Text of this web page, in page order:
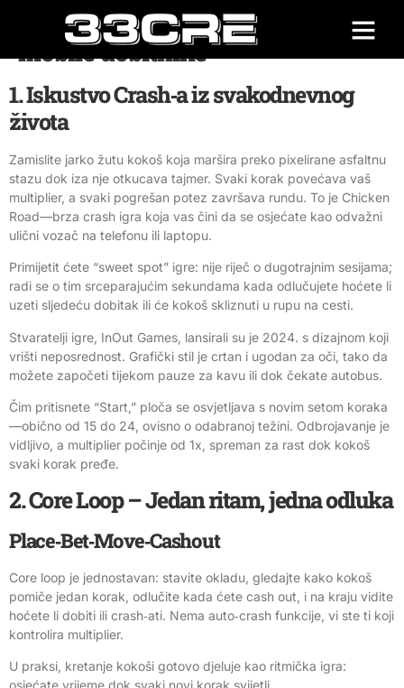
Brzi‑play multiplikatori za
mobile dobitnike
1. Iskustvo Crash‑a iz svakodnevnog
života
Zamislite jarko žutu kokoš koja maršira preko pixelirane asfaltnu
stazu dok iza nje otkucava tajmer. Svaki korak povećava vaš
multiplier, a svaki pogrešan potez završava rundu. To je Chicken
Road—brza crash igra koja vas čini da se osjećate kao odvažni
ulični vozač na telefonu ili laptopu.
Primijetit ćete “sweet spot” igre: nije riječ o dugotrajnim sesijama;
radi se o tim srceparajućim sekundama kada odlučujete hoćete li
uzeti sljedeću dobitak ili će kokoš skliznuti u rupu na cesti.
Stvaratelji igre, InOut Games, lansirali su je 2024. s dizajnom koji
vrišti neposrednost. Grafički stil je crtan i ugodan za oči, tako da
možete započeti tijekom pauze za kavu ili dok čekate autobus.
Čim pritisnete “Start,” ploča se osvjetljava s novim setom koraka
—obično od 15 do 24, ovisno o odabranoj težini. Odbrojavanje je
vidljivo, a multiplier počinje od 1x, spreman za rast dok kokoš
svaki korak pređe.
2. Core Loop – Jedan ritam, jedna odluka
Place‑Bet‑Move‑Cashout
Core loop je jednostavan: stavite okladu, gledajte kako kokoš
pomiče jedan korak, odlučite kada ćete cash out, i na kraju vidite
hoćete li dobiti ili crash‑ati. Nema auto‑crash funkcije, vi ste ti koji
kontrolira multiplier.
U praksi, kretanje kokoši gotovo djeluje kao ritmička igra:
osjećate vrijeme dok svaki novi korak svijetli.